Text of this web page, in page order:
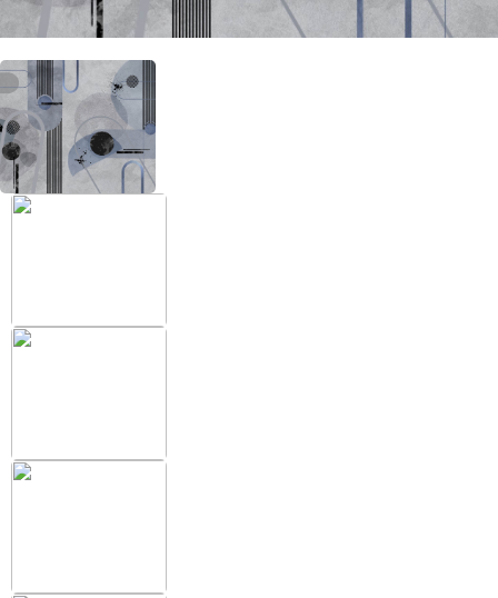
Избранное